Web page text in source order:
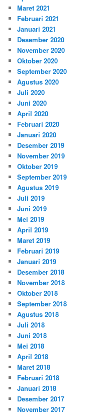
Maret 2021
Februari 2021
Januari 2021
Desember 2020
November 2020
Oktober 2020
September 2020
Agustus 2020
Juli 2020
Juni 2020
April 2020
Februari 2020
Januari 2020
Desember 2019
November 2019
Oktober 2019
September 2019
Agustus 2019
Juli 2019
Juni 2019
Mei 2019
April 2019
Maret 2019
Februari 2019
Januari 2019
Desember 2018
November 2018
Oktober 2018
September 2018
Agustus 2018
Juli 2018
Juni 2018
Mei 2018
April 2018
Maret 2018
Februari 2018
Januari 2018
Desember 2017
November 2017